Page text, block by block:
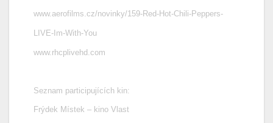
www.aerofilms.cz/novinky/159-Red-Hot-Chili-Peppers-
LIVE-Im-With-You
www.rhcplivehd.com
Seznam participujících kin:
Frýdek Místek – kino Vlast